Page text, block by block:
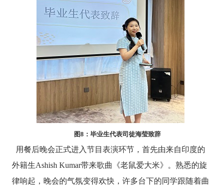
图8 ：毕业生代表司徒海莹致辞
用餐后晚会正式进入节目表演环节，首先由来自印度的
外籍生Ashish Kumar带来歌曲《老鼠爱大米》
。熟悉的旋
律响起，晚会的气氛变得欢快，许多台下的同学跟随着曲